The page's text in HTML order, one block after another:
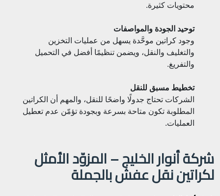
محتويات كثيرة.
توحيد الجودة والمواصفات
وجود كراتين موحَّدة يسهل من عمليات التخزين
والتغليف والنقل، ويضمن تنظيمًا أفضل في التحميل
والتفريغ.
تخطيط مسبق للنقل
الشركات تحتاج جدولًا واضحًا للنقل، والمهم أن الكراتين
المطلوبة تكون متاحة بسرعة وبجودة تؤمّن عدم تعطيل
العمليات.
شركة أنوار الخليج – المزوّد الأمثل
لكراتين نقل عفش بالجملة